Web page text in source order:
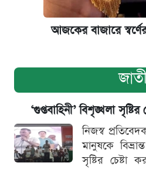
আজকের বাজারে
‘গুপ্তবাহিনী’ বিশৃঙ্খলা সৃষ্টির
নিজস্ব
মানুষকে
সৃষ্টির চেষ্টা